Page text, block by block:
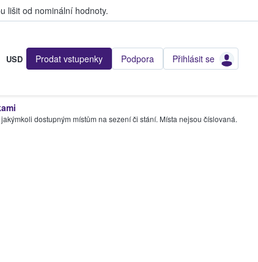
lišit od nominální hodnoty.
USD Prodat vstupenky Podpora Přihlásit se
dostupným místům na sezení či stání. Místa nejsou číslovaná.